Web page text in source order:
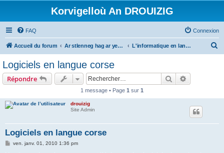
Korvigelloù An DROUIZIG
FAQ Connexion
Accueil du forum Ar stlenneg hag ar yezhoù bihan er bed a-bezh L'informatique en langues régionales et minoritaires
Logiciels en langue corse
Répondre Rechercher
1 message • Page 1 sur 1
drouizig
Site Admin
Logiciels en langue corse
Mven. janv. 01, 2010 1:36 pm